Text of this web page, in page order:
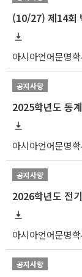
아시아언어문명
공지사항
2025학년도 동
아시아언어문명
공지사항
2026학년도 전
아시아언어문명
공지사항